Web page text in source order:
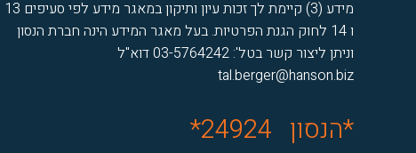
מידע (3) קיימת לך זכות עיון ותיקון במאגר מידע לפי סעיפים 13
ו 14 לחוק הגנת הפרטיות. בעל מאגר המידע הינה חברת הנסון
וניתן ליצור קשר בטל': 03-5764242 דוא"ל
tal.berger@hanson.biz
*הנסון 24924*